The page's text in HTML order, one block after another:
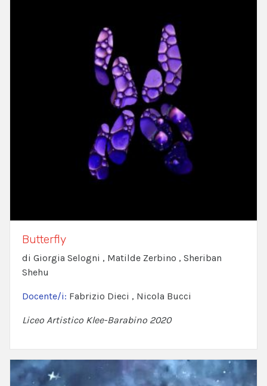
Butterfly
di Giorgia Selogni , Matilde Zerbino , Sheriban
Shehu
Docente/i: Fabrizio Dieci , Nicola Bucci
Liceo Artistico Klee-Barabino 2020